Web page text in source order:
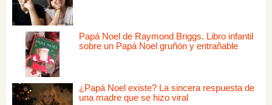
Papá Noel de Raymond Briggs. Libro infantil
sobre un Papá Noel gruñón y entrañable
¿Papá Noel existe? La sincera respuesta de
una madre que se hizo viral